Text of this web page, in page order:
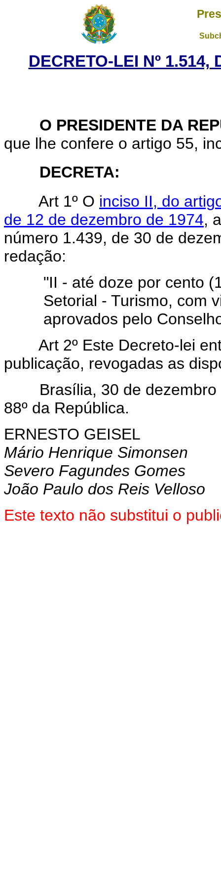
DECRETO-LEI Nº 1.514,
O PRESIDENTE DA
que lhe confere o artigo 55,
DECRETA:
Art 1º O inciso II, do
de 12 de dezembro de 1974,
número 1.439, de 30 de
redação:
"II - até doze por cento
Setorial - Turismo, com
aprovados pelo
Art 2º Este Decreto-lei
publicação, revogadas as
Brasília, 30 de dezembro
88º da República.
ERNESTO GEISEL
Mário Henrique Simonsen
Severo Fagundes Gomes
João Paulo dos Reis Velloso
Este texto não substitui o